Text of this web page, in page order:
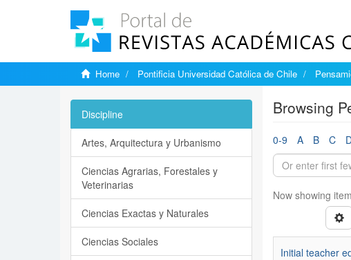
Home Pontificia Universidad Católica de Chile
Browsing
0-9 A B C
Now showing
Initial teacher
Discipline
Artes, Arquitectura y Urbanismo
Ciencias Agrarias, Forestales y
Veterinarias
Ciencias Exactas y Naturales
Ciencias Sociales